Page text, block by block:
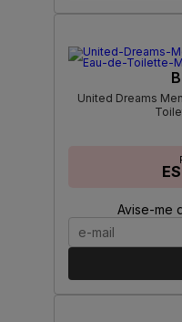
United Dreams
Avise-me